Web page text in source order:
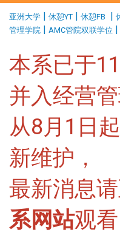
亚洲大学 | 休憩YT | 休憩FB |
管理学院 | AMC管院双联学位 |
本系已于
并入经营
从8月1日
新维护，
最新消息
系网站观看